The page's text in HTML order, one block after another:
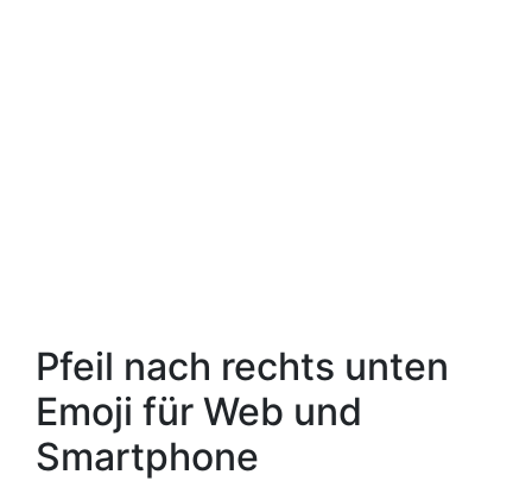
Pfeil nach rechts unten
Emoji für Web und
Smartphone